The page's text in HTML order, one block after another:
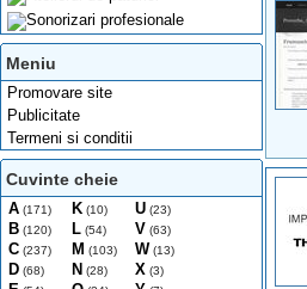
Meniu
Promovare site
Publicitate
Termeni si conditii
Cuvinte cheie
A (171)
B (120)
C (237)
D (68)
K (10)
L (54)
M (103)
N (28)
U (23)
V (63)
W (13)
X (3)